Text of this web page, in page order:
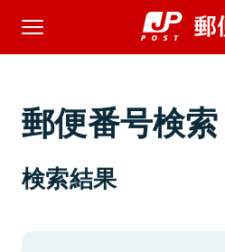
郵便番号検索
検索結果